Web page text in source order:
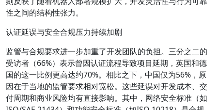
性之间的结构性张力。
认证延误与安全合规压力持续加剧
监管与合规要求进一步加重了开发团队的负担。三分之二的
受访者（66%）表示曾因认证流程导致项目延期，英国和德
国的这一比例更高达约70%。相比之下，中国仅为56%，原
因在于当地的监管要求相对宽松。这些延误对开发成本、交
付周期和商业风险均有直接影响。其中，网络安全标准（如